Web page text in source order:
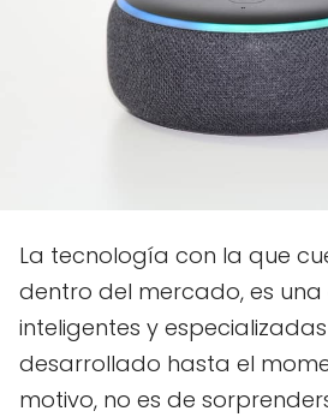
La tecnología con la que
dentro del mercado, es
inteligentes y
desarrollado hasta el
motivo, no es de